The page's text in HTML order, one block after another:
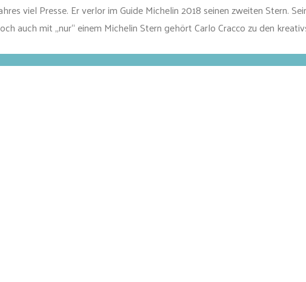
viel Presse. Er verlor im Guide Michelin 2018 seinen zweiten Stern.
auch mit „nur“ einem Michelin Stern gehört Carlo Cracco zu den